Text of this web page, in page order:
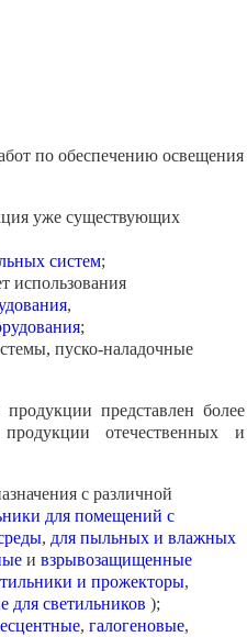
по обеспечению освещения
уже существующих
систем;
использования
,
;
пуско-наладочные
представлен более
отечественных и
с различной
для помещений с
, для пыльных и влажных
и взрывозащищенные
и прожекторы,
для светильников );
, галогеновые,